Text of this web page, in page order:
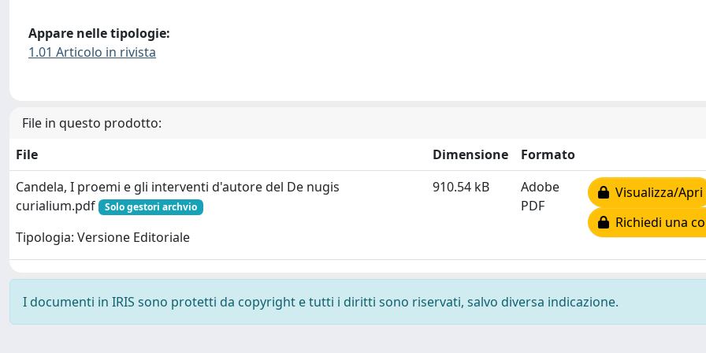
Appare nelle tipologie:
1.01 Articolo in rivista
File in questo prodotto:
File
Dimensione
Formato
Candela, I proemi e gli interventi d'autore del De nugis
curialium.pdf
Solo gestori archvio
Tipologia: Versione Editoriale
910.54 kB
Adobe
PDF
Visualizza/Apri
Richiedi una
I documenti in IRIS sono protetti da copyright e tutti i diritti sono riservati, salvo diversa indicazione.